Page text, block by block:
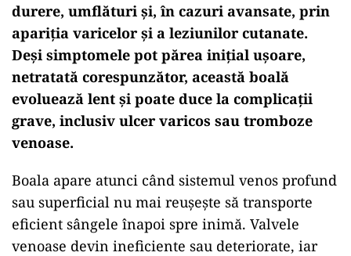
durere, umflături și, în cazuri avansate, prin
apariția varicelor și a leziunilor cutanate.
Deși simptomele pot părea inițial ușoare,
netratată corespunzător, această boală
evoluează lent și poate duce la complicații
grave, inclusiv ulcer varicos sau tromboze
venoase.
Boala apare atunci când sistemul venos profund
sau superficial nu mai reușește să transporte
eficient sângele înapoi spre inimă. Valvele
venoase devin ineficiente sau deteriorate, iar